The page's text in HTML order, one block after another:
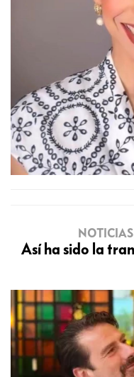
Así ha sido la